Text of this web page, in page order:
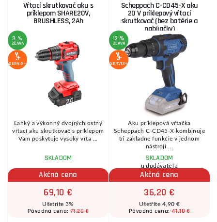
Vŕtací skrutkovač aku s
príklepom SHARE20V,
BRUSHLESS, 2Ah
3 %
ZĽAVA
SERVIS+
Ľahký a výkonný dvojrýchlostný
vŕtací aku skrutkovač s príklepom
Vám poskytuje vysoký vŕta ...
SKLADOM
Akčná cena
69,10 €
Ušetríte 3%
Pôvodná cena:71,20 €
Scheppach C-CD45-X aku
20 V príklepový vŕtací
skrutkovač (bez batérie a
nabíjačky)
12 %
ZĽAVA
SERVIS+
Aku príklepová vŕtačka
Scheppach C-CD45-X kombinuje
tri základné funkcie v jednom
nástroji ...
SKLADOM
u dodávateľa
Akčná cena
36,20 €
Ušetříte 4,90 €
Pôvodná cena:41,10 €